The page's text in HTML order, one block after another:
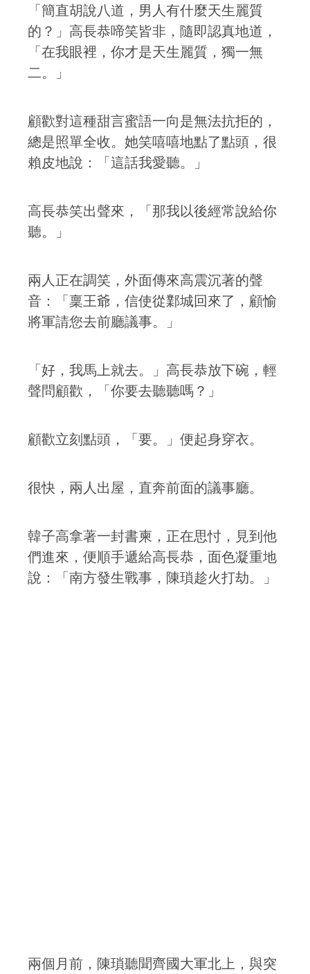
「簡直胡說八道，男人有什麼天生麗質
的？」高長恭啼笑皆非，隨即認真地道，
「在我眼裡，你才是天生麗質，獨一無
二。」
顧歡對這種甜言蜜語一向是無法抗拒的，
總是照單全收。她笑嘻嘻地點了點頭，很
賴皮地說：「這話我愛聽。」
高長恭笑出聲來，「那我以後經常說給你
聽。」
兩人正在調笑，外面傳來高震沉著的聲
音：「稟王爺，信使從鄴城回來了，顧愉
將軍請您去前廳議事。」
「好，我馬上就去。」高長恭放下碗，輕
聲問顧歡，「你要去聽聽嗎？」
顧歡立刻點頭，「要。」便起身穿衣。
很快，兩人出屋，直奔前面的議事廳。
韓子高拿著一封書柬，正在思忖，見到他
們進來，便順手遞給高長恭，面色凝重地
說：「南方發生戰事，陳瑣趁火打劫。」
兩個月前，陳瑣聽聞齊國大軍北上，與突